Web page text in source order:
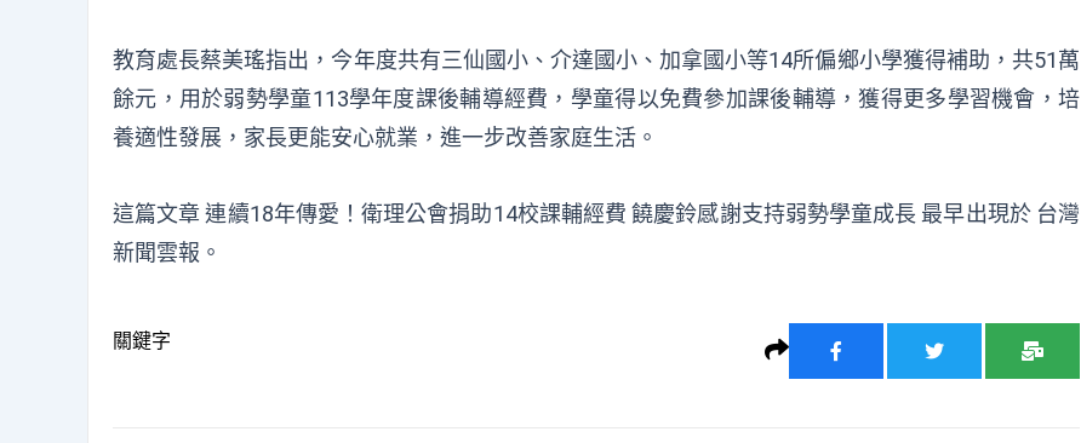
教育處長蔡美瑤指出，今年度共有三仙國小、介達國小、加拿國小等14所偏鄉小學獲得補助，共51萬
餘元，用於弱勢學童113學年度課後輔導經費，學童得以免費參加課後輔導，獲得更多學習機會，培
養適性發展，家長更能安心就業，進一步改善家庭生活。
這篇文章連續18年傳愛！衛理公會捐助14校課輔經費 饒慶鈴感謝支持弱勢學童成長 最早出現於 台灣
新聞雲報 。
關鍵字